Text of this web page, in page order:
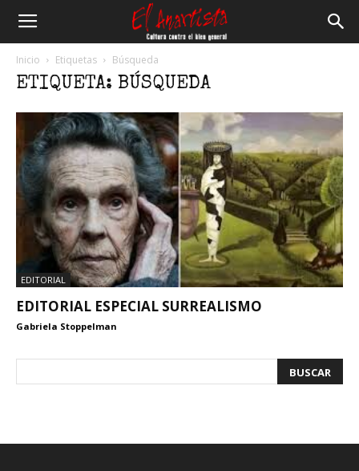
Inicio Etiquetas Búsqueda
ETIQUETA: BÚSQUEDA
EDITORIAL
EDITORIAL ESPECIAL SURREALISMO
Gabriela Stoppelman